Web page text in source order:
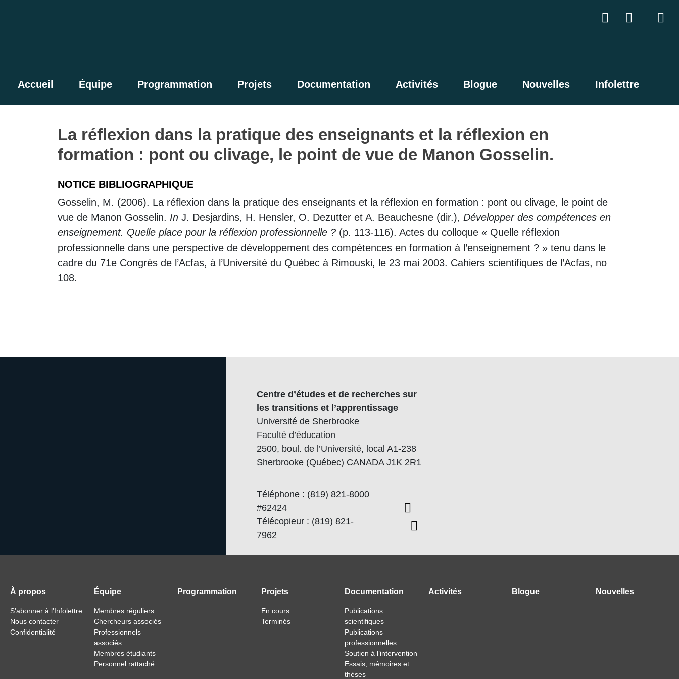
Accueil Équipe Programmation Projets Documentation Activités Blogue Nouvelles Infolettre
La réflexion dans la pratique des enseignants et la réflexion en
formation : pont ou clivage, le point de vue de Manon Gosselin.
NOTICE BIBLIOGRAPHIQUE
Gosselin, M. (2006). La réflexion dans la pratique des enseignants et la réflexion en formation : pont ou clivage, le point de
vue de Manon Gosselin. In J. Desjardins, H. Hensler, O. Dezutter et A. Beauchesne (dir.), Développer des compétences en
enseignement. Quelle place pour la réflexion professionnelle ? (p. 113-116). Actes du colloque « Quelle réflexion
professionnelle dans une perspective de développement des compétences en formation à l’enseignement ? » tenu dans le
cadre du 71e Congrès de l’Acfas, à l’Université du Québec à Rimouski, le 23 mai 2003. Cahiers scientifiques de l’Acfas, no
108.
Centre d’études et de recherches sur
les transitions et l’apprentissage
Université de Sherbrooke
Faculté d’éducation
2500, boul. de l’Université, local A1-238
Sherbrooke (Québec) CANADA J1K 2R1
Téléphone : (819) 821-8000
#62424
Télécopieur : (819) 821-
7962
À propos
S'abonner à l'Infolettre
Nous contacter
Confidentialité
Équipe
Membres réguliers
Chercheurs associés
Professionnels
associés
Membres étudiants
Personnel rattaché
Programmation Projets
En cours
Terminés
Documentation
Publications
scientifiques
Publications
professionnelles
Soutien à l’intervention
Essais, mémoires et
thèses
Activités Blogue Nouvelles